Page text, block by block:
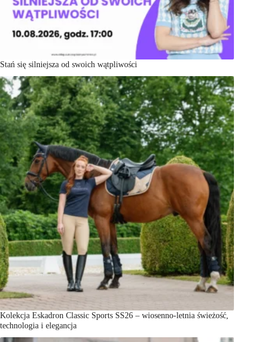
Stań się silniejsza od swoich wątpliwości
Kolekcja Eskadron Classic Sports SS26 – wiosenno-letnia świeżość,
technologia i elegancja